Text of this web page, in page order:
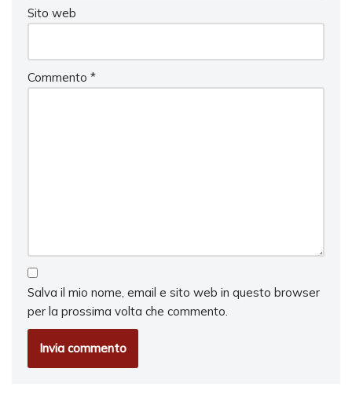
Sito web
Commento *
Salva il mio nome, email e sito web in questo browser
per la prossima volta che commento.